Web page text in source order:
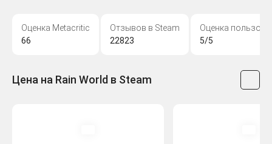
Оценка Metacritic
66
Отзывов в Steam
22823
Оценка
5/5
Цена на Rain World в Steam